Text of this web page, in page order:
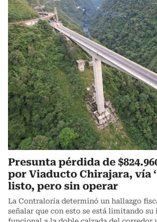
Presunta pérdida de
por Viaducto Chirajara, vía
listo, pero sin operar
La Contraloría determinó un hallazgo
señalar que con esto se está limitando su